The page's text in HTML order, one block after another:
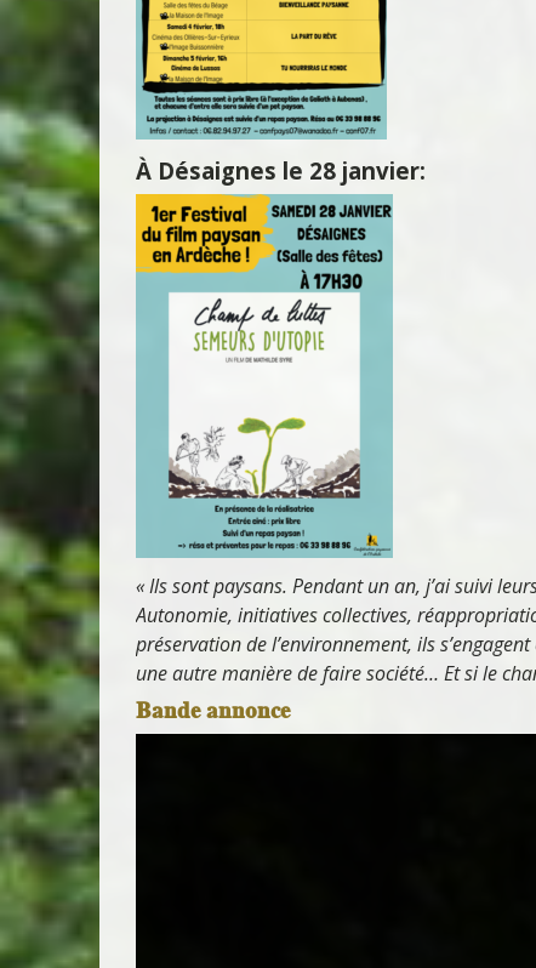
À Désaignes le 28 janvier:
« Ils sont paysans. Pendant un an, j’ai suivi
Autonomie, initiatives collectives,
préservation de l’environnement, ils
une autre manière de faire société… Et si le
Bande annonce